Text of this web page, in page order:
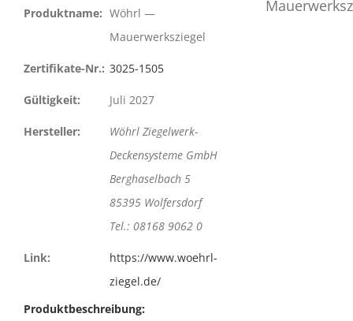
Produktname: Wöhrl —
Mauerwerksziegel
Zertifikate-Nr.: 3025-1505
Gültigkeit: Juli 2027
Hersteller:
Wöhrl Ziegelwerk-
Deckensysteme GmbH
Berghaselbach 5
85395 Wolfersdorf
Tel.: 08168 9062 0
Link:
https://www.woehrl-
ziegel.de/
Produktbeschreibung: